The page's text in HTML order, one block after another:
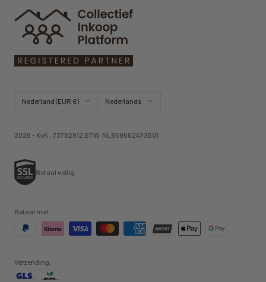
Land/regio Nederland (EUR €) TaalNederlands
2026 - KvK.: 73782912 BTW: NL859662470B01
Betaal veilig
Betaal met
Verzending: